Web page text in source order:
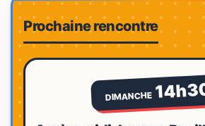
Prochaine rencontre
DIMANCHE